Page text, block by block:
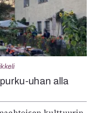
uhan alla